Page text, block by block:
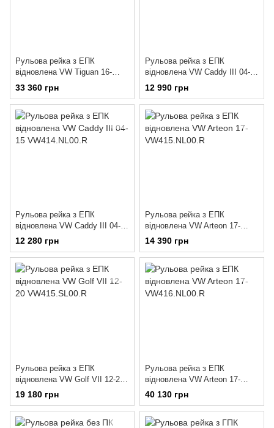
Рульова рейка з ЕПК
відновлена VW Tiguan 16-
VW404.VL00.R
33 360 грн
Рульова рейка з ЕПК
відновлена VW Caddy III 04-15
VW412.NL00.R
12 990 грн
Рульова рейка з ЕПК
відновлена VW Caddy III 04-15
VW414.NL00.R
12 280 грн
Рульова рейка з ЕПК
відновлена VW Arteon 17-
VW415.NL00.R
14 390 грн
Рульова рейка з ЕПК
відновлена VW Golf VII 12-20
VW415.SL00.R
19 180 грн
Рульова рейка з ЕПК
відновлена VW Arteon 17-
VW416.NL00.R
40 130 грн